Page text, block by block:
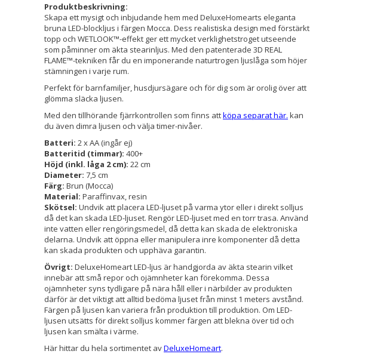
Produktbeskrivning:
Skapa ett mysigt och inbjudande hem med DeluxeHomearts eleganta
bruna LED-blockljus i färgen Mocca. Dess realistiska design med förstärkt
topp och WETLOOK™-effekt ger ett mycket verklighetstroget utseende
som påminner om äkta stearinljus. Med den patenterade 3D REAL
FLAME™-tekniken får du en imponerande naturtrogen ljuslåga som höjer
stämningen i varje rum.
Perfekt för barnfamiljer, husdjursägare och för dig som är orolig över att
glömma släcka ljusen.
Med den tillhörande fjärrkontrollen som finns attköpa separat här. kan
du även dimra ljusen och välja timer-nivåer.
Batteri: 2 x AA (ingår ej)
Batteritid (timmar): 400+
Höjd (inkl. låga 2 cm): 22 cm
Diameter: 7,5 cm
Färg: Brun (Mocca)
Material: Paraffinvax, resin
Skötsel: Undvik att placera LED-ljuset på varma ytor eller i direkt solljus
då det kan skada LED-ljuset. Rengör LED-ljuset med en torr trasa. Använd
inte vatten eller rengöringsmedel, då detta kan skada de elektroniska
delarna. Undvik att öppna eller manipulera inre komponenter då detta
kan skada produkten och upphäva garantin.
Övrigt: DeluxeHomeart LED-ljus är handgjorda av äkta stearin vilket
innebär att små repor och ojämnheter kan förekomma. Dessa
ojämnheter syns tydligare på nära håll eller i närbilder av produkten
därför är det viktigt att alltid bedöma ljuset från minst 1 meters avstånd.
Färgen på ljusen kan variera från produktion till produktion. Om LED-
ljusen utsätts för direkt solljus kommer färgen att blekna över tid och
ljusen kan smälta i värme.
Här hittar du hela sortimentet avDeluxeHomeart.